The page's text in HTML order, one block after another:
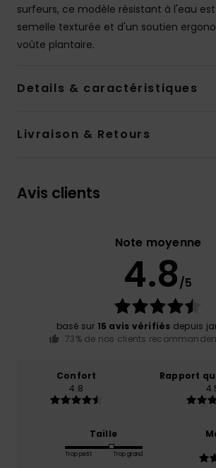
surfeurs, ce modèle résistant à l'eau
semelle texturée et d'un soutien
voûte plantaire.
Details & caractéristiques
Livraison & Retours
Avis clients
Note moyenne
4.8/5
basé sur 15 avis vérifiés depuis
73% de nos clients
Confort
4.8
Rapport
Taille
Trop petit Trop grand